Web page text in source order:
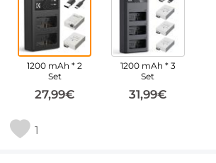
1200 mAh * 2
Set
27,99€
1200 mAh * 3
Set
31,99€
1